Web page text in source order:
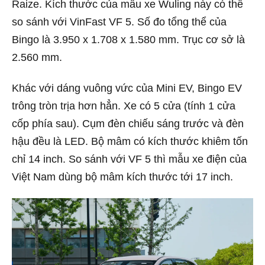
Raize. Kích thước của mẫu xe Wuling này có thể
so sánh với VinFast VF 5. Số đo tổng thể của
Bingo là 3.950 x 1.708 x 1.580 mm. Trục cơ sở là
2.560 mm.
Khác với dáng vuông vức của Mini EV, Bingo EV
trông tròn trịa hơn hẳn. Xe có 5 cửa (tính 1 cửa
cốp phía sau). Cụm đèn chiếu sáng trước và đèn
hậu đều là LED. Bộ mâm có kích thước khiêm tốn
chỉ 14 inch. So sánh với VF 5 thì mẫu xe điện của
Việt Nam dùng bộ mâm kích thước tới 17 inch.